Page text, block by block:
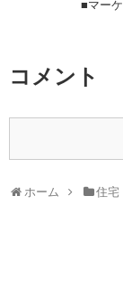
■マー
コメント
ホーム 住宅